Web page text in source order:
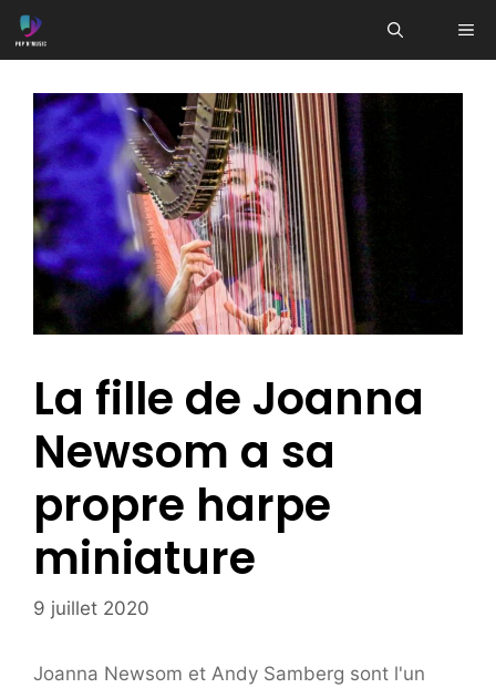
Aller
au
La fille de Joanna
Newsom a sa
propre harpe
miniature
9 juillet 2020
Joanna Newsom et Andy Samberg sont l'un